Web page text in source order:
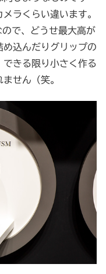
ラくらい違います。
で、どうせ最大高が
込んだりグリップの
きる限り小さく作る
せん（笑。